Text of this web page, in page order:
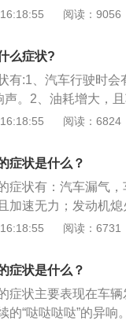
燃又马上熄灭。此
汽油蒸汽只能逸入大
一直处于打开状态
动机控制单元由于
指令，这样循环下
熄火以后不易启动
果电磁阀坏了(漏气)
蒸汽过多，可能会
罐是利用活性炭的
磁阀就车检查方法
动机怠速运转中电
内有真空吸力，则
时电磁阀应打开，
压应为12V，如有异
有的时候可以听见"
注意是否由于碳罐
：故障现象发动机
能导致问题出现的
阅读：9056
么症状?
有:1、汽车行驶时会
声。2、油耗增大，
要二次打火，且打
用来减少因燃油蒸
磁阀出现问题，最
阅读：6824
症状是什么？
症状有：汽车漏气
加速无力；发动机
阀工作原理：当汽
用：碳罐电磁阀位
否能够从进气歧管
耗，还会影响汽车发
阅读：6731
症状是什么？
症状主要表现在车
的“哒哒哒哒”的异